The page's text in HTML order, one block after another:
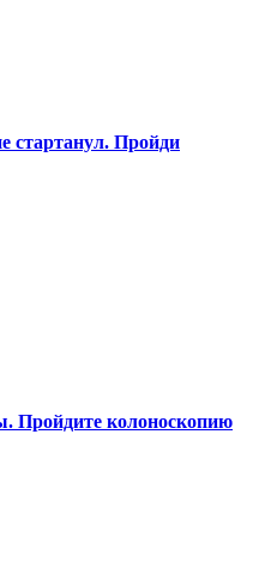
стартанул. Пройди
колоноскопию